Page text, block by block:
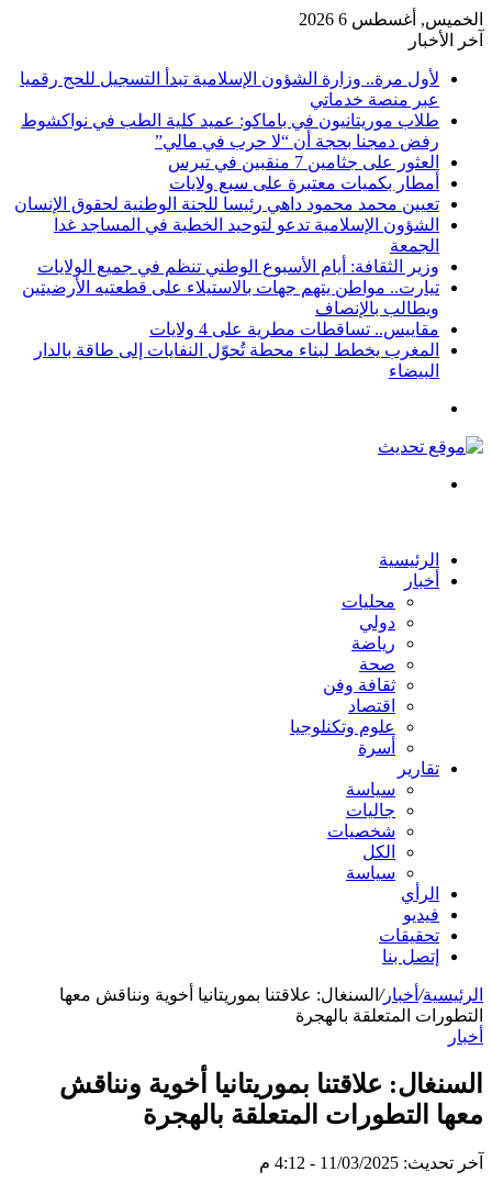
الخميس, أغسطس 6 2026
آخر الأخبار
لأول مرة.. وزارة الشؤون الإسلامية تبدأ التسجيل للحج رقميا
عبر منصة خدماتي
طلاب موريتانيون في باماكو: عميد كلية الطب في نواكشوط
رفض دمجنا بحجة أن “لا حرب في مالي”
العثور على جثامين 7 منقبين في تيرس
أمطار بكميات معتبرة على سبع ولايات
تعيين محمد محمود داهي رئيسا للجنة الوطنية لحقوق الإنسان
الشؤون الإسلامية تدعو لتوحيد الخطبة في المساجد غدا
الجمعة
وزير الثقافة: أيام الأسبوع الوطني تنظم في جميع الولايات
تيارت.. مواطن يتهم جهات بالاستيلاء على قطعتيه الأرضيتين
ويطالب بالإنصاف
مقاييس.. تساقطات مطرية على 4 ولايات
المغرب يخطط لبناء محطة تُحوّل النفايات إلى طاقة بالدار
البيضاء
الرئيسية
أخبار
محليات
دولي
رياضة
صحة
ثقافة وفن
اقتصاد
علوم وتكنلوجيا
أسرة
تقارير
سياسة
جاليات
شخصيات
الكل
سياسة
الرأي
فيديو
تحقيقات
إتصل بنا
الرئيسية/ أخبار/ السنغال: علاقتنا بموريتانيا أخوية ونناقش معها
التطورات المتعلقة بالهجرة
أخبار
السنغال: علاقتنا بموريتانيا أخوية ونناقش
معها التطورات المتعلقة بالهجرة
آخر تحديث: 11/03/2025 - 4:12 م